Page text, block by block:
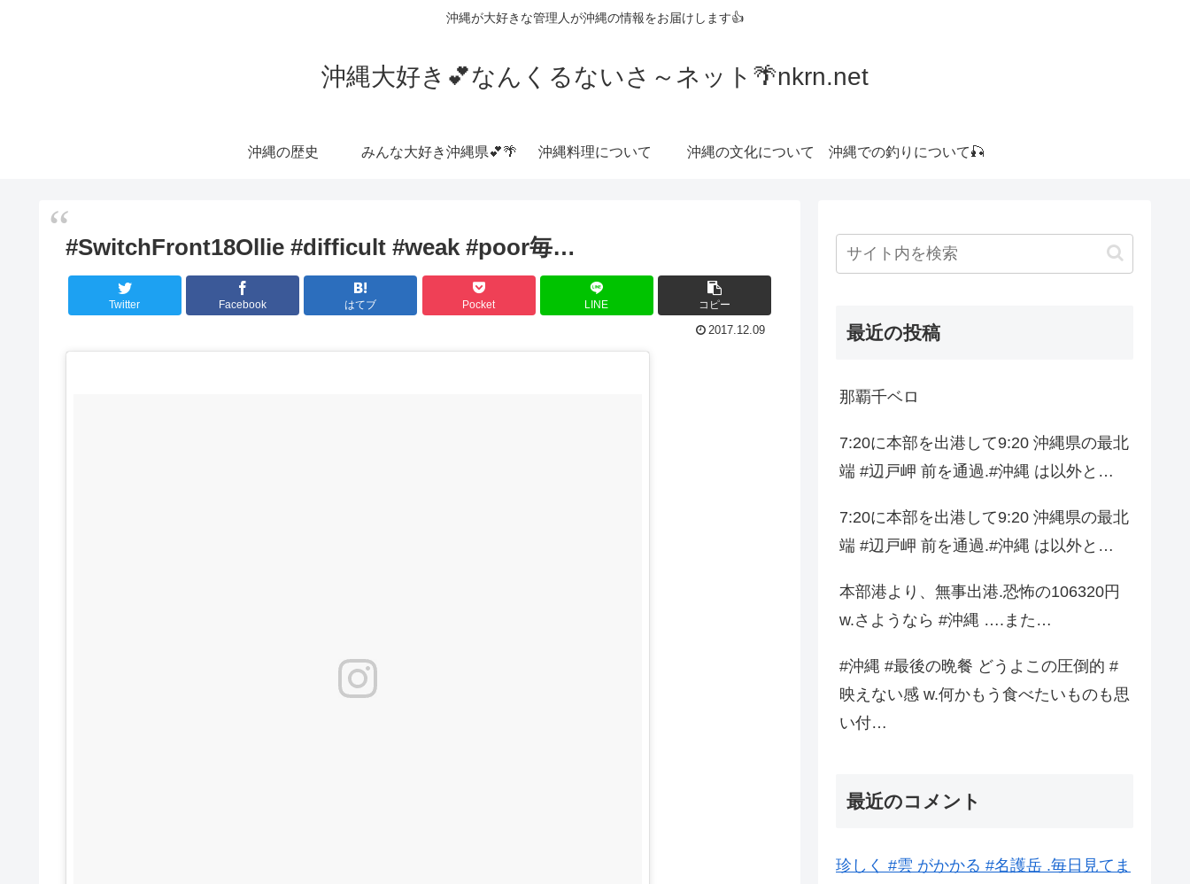
沖縄が大好きな管理人が沖縄の情報をお届けします👍
沖縄大好き💕なんくるないさ～ネット🌴nkrn.net
沖縄の歴史 みんな大好き沖縄県💕🌴 沖縄料理について 沖縄の文化について 沖縄での釣りについて🎣
#SwitchFront18Ollie #difficult #weak #poor毎…
Twitter Facebook はてブ Pocket LINE コピー
2017.12.09 最近の投稿
那覇千ベロ
7:20に本部を出港して9:20 沖縄県の最北
端 #辺戸岬 前を通過.#沖縄 は以外と…
7:20に本部を出港して9:20 沖縄県の最北
端 #辺戸岬 前を通過.#沖縄 は以外と…
本部港より、無事出港.恐怖の106320円
w.さようなら #沖縄 ….また…
#沖縄 #最後の晩餐 どうよこの圧倒的 #
映えない感 w.何かもう食べたいものも思
い付…
最近のコメント
珍しく #雲 がかかる #名護岳 .毎日見てま